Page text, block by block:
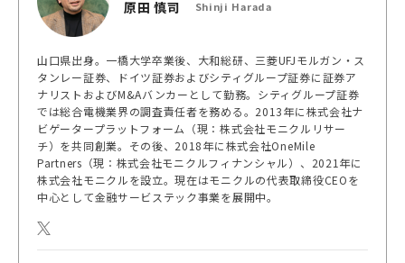
原田 慎司 Shinji Harada
山口県出身。一橋大学卒業後、大和総研、三菱UFJモルガン・ス
タンレー証券、ドイツ証券およびシティグループ証券に証券ア
ナリストおよびM&Aバンカーとして勤務。シティグループ証券
では総合電機業界の調査責任者を務める。2013年に株式会社ナ
ビゲータープラットフォーム（現：株式会社モニクルリサー
チ）を共同創業。その後、2018年に株式会社OneMile
Partners（現：株式会社モニクルフィナンシャル）、2021年に
株式会社モニクルを設立。現在はモニクルの代表取締役CEOを
中心として金融サービステック事業を展開中。